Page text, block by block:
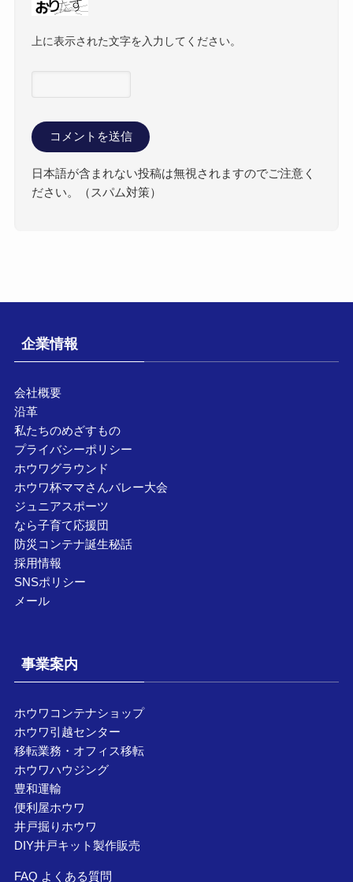
上に表示された文字を入力してください。
日本語が含まれない投稿は無視されますのでご注意く
ださい。（スパム対策）
企業情報
会社概要
沿革
私たちのめざすもの
プライバシーポリシー
ホウワグラウンド
ホウワ杯ママさんバレー大会
ジュニアスポーツ
なら子育て応援団
防災コンテナ誕生秘話
採用情報
SNSポリシー
メール
事業案内
ホウワコンテナショップ
ホウワ引越センター
移転業務・オフィス移転
ホウワハウジング
豊和運輸
便利屋ホウワ
井戸掘りホウワ
DIY井戸キット製作販売
FAQ よくある質問